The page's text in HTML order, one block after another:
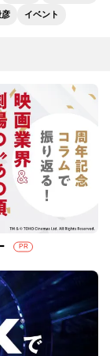
彦 イベント
PR